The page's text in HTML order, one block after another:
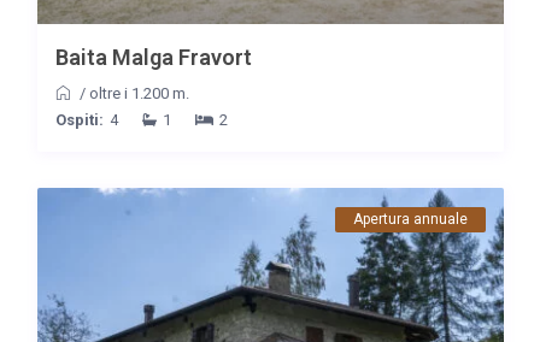
Baita Malga Fravort
/ oltre i 1.200 m.
Ospiti: 4 1 2
Apertura annuale